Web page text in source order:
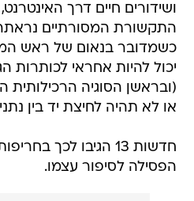
ושידורים חיים דרך
התקשורת המסורתיים
כשמדובר בנאום של ראש
יכול להיות אחראי לכותרות
(ובראשן הסוגיה
או לא תהיה לחיצת יד בין
חדשות 13 הגיבו לכך
הפסילה לסיפור עצמו.